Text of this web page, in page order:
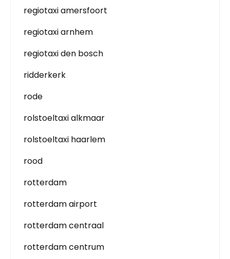
regiotaxi amersfoort
regiotaxi arnhem
regiotaxi den bosch
ridderkerk
rode
rolstoeltaxi alkmaar
rolstoeltaxi haarlem
rood
rotterdam
rotterdam airport
rotterdam centraal
rotterdam centrum